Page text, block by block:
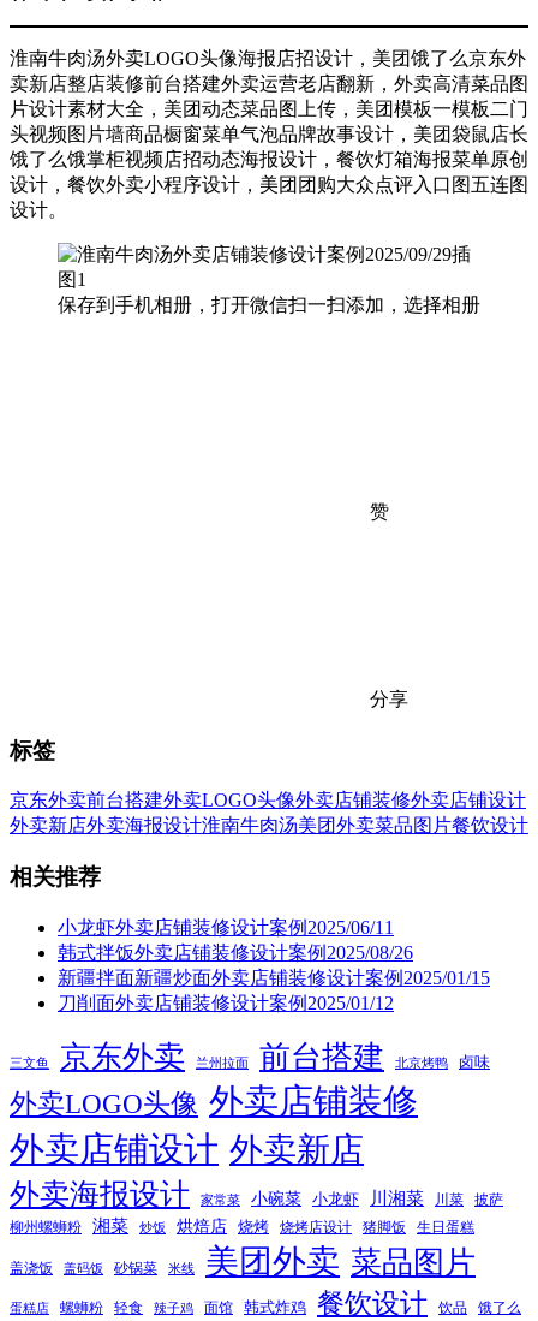
淮南牛肉汤外卖LOGO头像海报店招设计，美团饿了么京东外
卖新店整店装修前台搭建外卖运营老店翻新，外卖高清菜品图
片设计素材大全，美团动态菜品图上传，美团模板一模板二门
头视频图片墙商品橱窗菜单气泡品牌故事设计，美团袋鼠店长
饿了么饿掌柜视频店招动态海报设计，餐饮灯箱海报菜单原创
设计，餐饮外卖小程序设计，美团团购大众点评入口图五连图
设计。
保存到手机相册，打开微信扫一扫添加，选择相册
赞
分享
标签
京东外卖前台搭建外卖LOGO头像外卖店铺装修外卖店铺设计
外卖新店外卖海报设计淮南牛肉汤美团外卖菜品图片餐饮设计
相关推荐
小龙虾外卖店铺装修设计案例2025/06/11
韩式拌饭外卖店铺装修设计案例2025/08/26
新疆拌面新疆炒面外卖店铺装修设计案例2025/01/15
刀削面外卖店铺装修设计案例2025/01/12
三文鱼 京东外卖 兰州拉面 前台搭建 北京烤鸭 卤味
外卖LOGO头像 外卖店铺装修
外卖店铺设计 外卖新店
外卖海报设计 家常菜 小碗菜 小龙虾 川湘菜 川菜
披萨
柳州螺蛳粉
湘菜 炒饭 烘焙店 烧烤 烧烤店设计 猪脚饭 生日蛋糕
盖浇饭 盖码饭 砂锅菜 米线 美团外卖 菜品图片
蛋糕店 螺蛳粉 轻食 辣子鸡 面馆 韩式炸鸡 餐饮设计 饮品 饿了么